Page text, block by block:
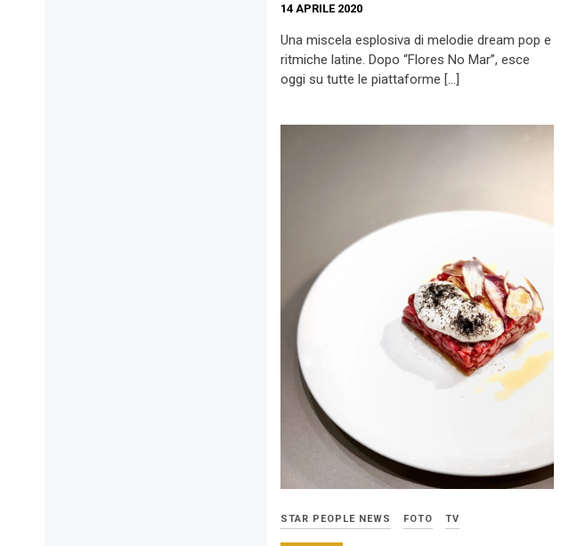
14 APRILE 2020
Una miscela esplosiva di melodie dream pop e
ritmiche latine. Dopo “Flores No Mar”, esce
oggi su tutte le piattaforme […]
STAR PEOPLE NEWS FOTO TV